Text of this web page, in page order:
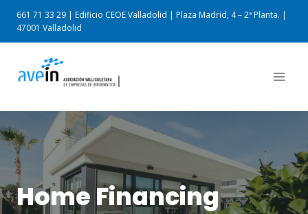
661 71 33 29 | Edificio CEOE Valladolid | Plaza Madrid, 4 – 2ª Planta. |
47001 Valladolid
Home Financing